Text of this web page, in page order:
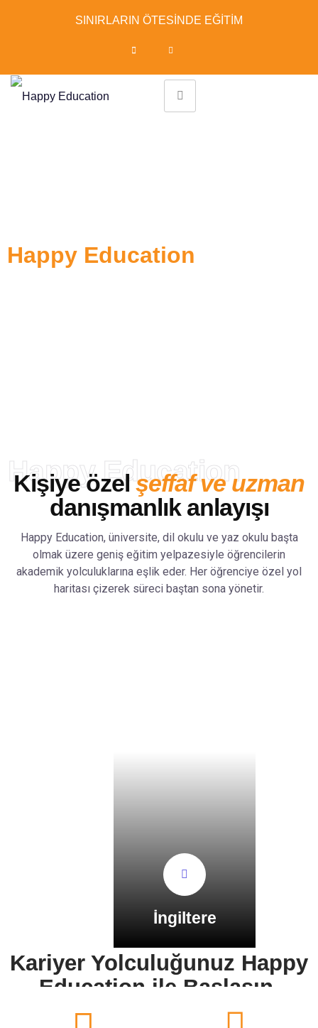
SINIRLARIN ÖTESİNDE EĞİTİM
Happy Education
Happy Education
Kişiye özelşeffaf ve uzman
danışmanlık anlayışı
Happy Education, üniversite, dil okulu ve yaz okulu başta
olmak üzere geniş eğitim yelpazesiyle öğrencilerin
akademik yolculuklarına eşlik eder. Her öğrenciye özel yol
haritası çizerek süreci baştan sona yönetir.
İngiltere
Kariyer Yolculuğunuz Happy
Education ile Başlasın.